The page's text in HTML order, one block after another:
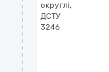
округлі,
ДСТУ
3246